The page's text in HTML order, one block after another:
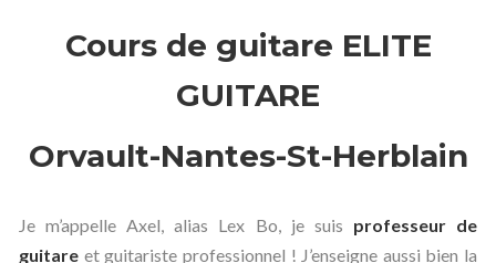
Cours de guitare ELITE
GUITARE
Orvault-Nantes-St-Herblain
Je m’appelle Axel, alias Lex Bo, je suis professeur de
guitare et guitariste professionnel ! J’enseigne aussi bien la